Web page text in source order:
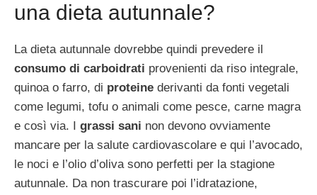
una dieta autunnale?
La dieta autunnale dovrebbe quindi prevedere il
consumo di carboidrati provenienti da riso integrale,
quinoa o farro, di proteine derivanti da fonti vegetali
come legumi, tofu o animali come pesce, carne magra
e così via. I grassi sani non devono ovviamente
mancare per la salute cardiovascolare e qui l’avocado,
le noci e l’olio d’oliva sono perfetti per la stagione
autunnale. Da non trascurare poi l’idratazione,